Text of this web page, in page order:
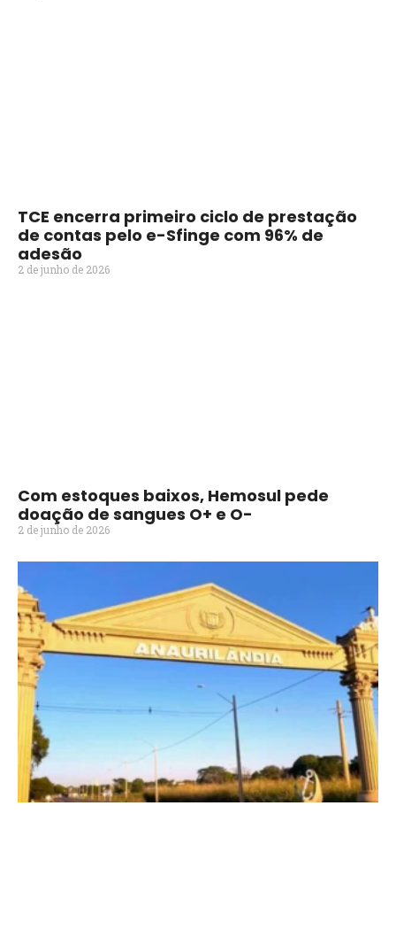
TCE encerra primeiro ciclo de prestação
de contas pelo e-Sfinge com 96% de
adesão
2 de junho de 2026
Com estoques baixos, Hemosul pede
doação de sangues O+ e O-
2 de junho de 2026